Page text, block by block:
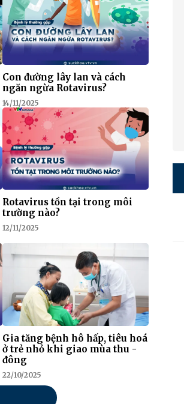
Con đường lây lan và cách
ngăn ngừa Rotavirus?
14/11/2025
Rotavirus tồn tại trong môi
trường nào?
12/11/2025
Gia tăng bệnh hô hấp, tiêu hoá
ở trẻ nhỏ khi giao mùa thu -
đông
22/10/2025